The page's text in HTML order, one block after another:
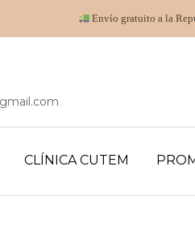
Envío gratuito a la
CLÍNICA CUTEM